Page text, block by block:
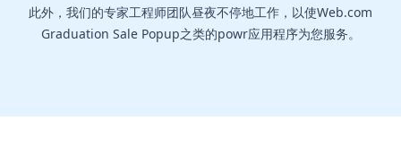
此外，我们的专家工程师团队昼夜不停地工作，以使Web.com
Graduation Sale Popup之类的powr应用程序为您服务。